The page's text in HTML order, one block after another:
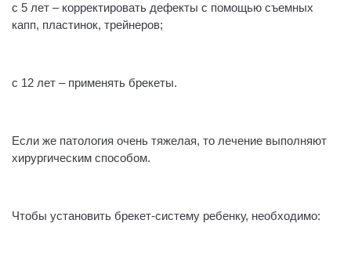
с 5 лет – корректировать дефекты с помощью съемных
капп, пластинок, трейнеров;
с 12 лет – применять брекеты.
Если же патология очень тяжелая, то лечение выполняют
хирургическим способом.
Чтобы установить брекет-систему ребенку, необходимо: